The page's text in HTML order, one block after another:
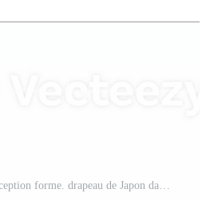
Japonais drapeau dans conception forme. drapeau de Japon dans conception forme. PNG Pro